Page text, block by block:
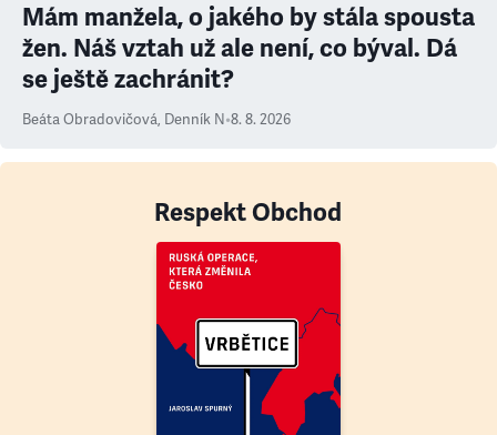
Mám manžela, o jakého by stála spousta
žen. Náš vztah už ale není, co býval. Dá
se ještě zachránit?
Beáta Obradovičová, Denník N•8. 8. 2026
Respekt Obchod